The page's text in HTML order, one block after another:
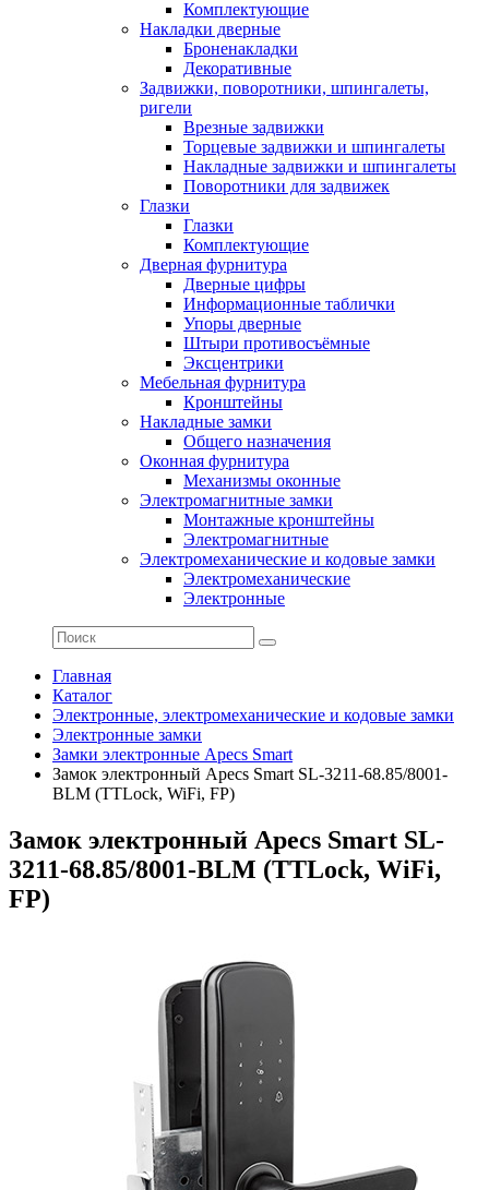
Комплектующие
Накладки дверные
Броненакладки
Декоративные
Задвижки, поворотники, шпингалеты,
ригели
Врезные задвижки
Торцевые задвижки и шпингалеты
Накладные задвижки и шпингалеты
Поворотники для задвижек
Глазки
Глазки
Комплектующие
Дверная фурнитура
Дверные цифры
Информационные таблички
Упоры дверные
Штыри противосъёмные
Эксцентрики
Мебельная фурнитура
Кронштейны
Накладные замки
Общего назначения
Оконная фурнитура
Механизмы оконные
Электромагнитные замки
Монтажные кронштейны
Электромагнитные
Электромеханические и кодовые замки
Электромеханические
Электронные
Главная
Каталог
Электронные, электромеханические и кодовые замки
Электронные замки
Замки электронные Apecs Smart
Замок электронный Apecs Smart SL-3211-68.85/8001-
BLM (TTLock, WiFi, FP)
Замок электронный Apecs Smart SL-
3211-68.85/8001-BLM (TTLock, WiFi,
FP)